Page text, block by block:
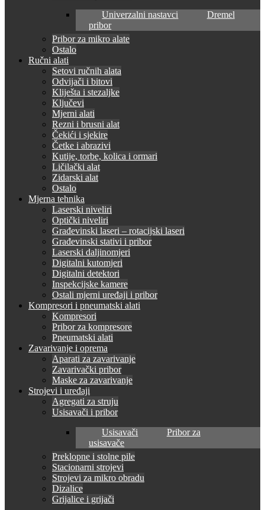
Univerzalni nastavci
Dremel
pribor
Pribor za mikro alate
Ostalo
Ručni alati
Setovi ručnih alata
Odvijači i bitovi
Kliješta i stezaljke
Ključevi
Mjerni alati
Rezni i brusni alat
Čekići i sjekire
Četke i abrazivi
Kutije, torbe, kolica i ormari
Ličilački alat
Zidarski alat
Ostalo
Mjerna tehnika
Laserski niveliri
Optički niveliri
Građevinski laseri – rotacijski laseri
Građevinski stativi i pribor
Laserski daljinomjeri
Digitalni kutomjeri
Digitalni detektori
Inspekcijske kamere
Ostali mjerni uređaji i pribor
Kompresori i pneumatski alati
Kompresori
Pribor za kompresore
Pneumatski alati
Zavarivanje i oprema
Aparati za zavarivanje
Zavarivački pribor
Maske za zavarivanje
Strojevi i uređaji
Agregati za struju
Usisavači i pribor
Usisavači
Pribor za
usisavače
Preklopne i stolne pile
Stacionarni strojevi
Strojevi za mikro obradu
Dizalice
Grijalice i grijači